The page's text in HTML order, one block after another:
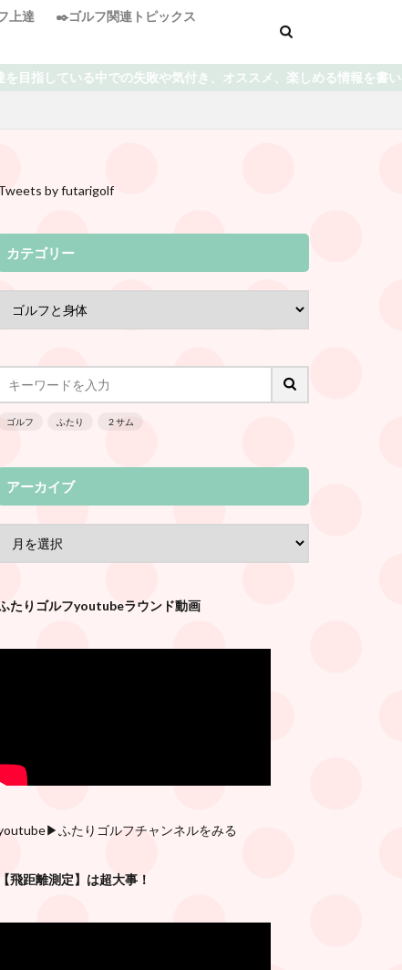
上達
✒️ゴルフ関連トピックス
楽しめる情報を書いていきます⭐️ どうぞよろしくお願い致しま
by futarigolf
カテゴリー
ゴルフ ふたり ２サム
アーカイブ
たりゴルフyoutubeラウンド動画
▶︎ふたりゴルフチャンネルをみる
【飛距離測定】は超大事！